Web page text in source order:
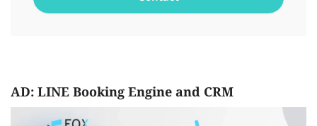
AD: LINE Booking Engine and CRM